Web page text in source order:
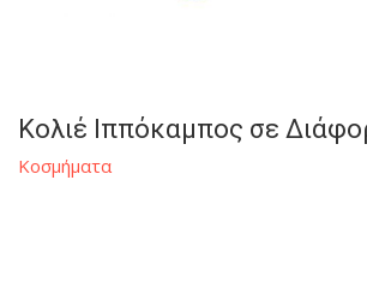
Κολιέ Ιππόκαμπος σε
Κοσμήματα